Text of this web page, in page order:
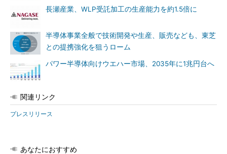
長瀬産業、WLP受託加工の生産能力を約1.5倍に
半導体事業全般で技術開発や生産、販売なども、東芝
との提携強化を狙うローム
パワー半導体向けウエハー市場、2035年に1兆円台へ
関連リンク
プレスリリース
あなたにおすすめ